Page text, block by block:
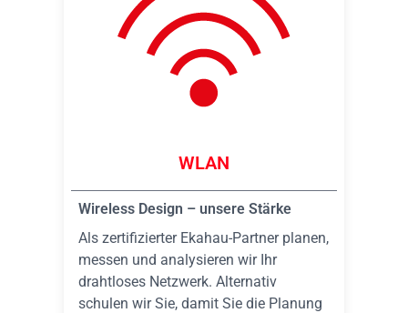
WLAN
Wireless Design – unsere Stärke
Als zertifizierter Ekahau-Partner planen,
messen und analysieren wir Ihr
drahtloses Netzwerk. Alternativ
schulen wir Sie, damit Sie die Planung